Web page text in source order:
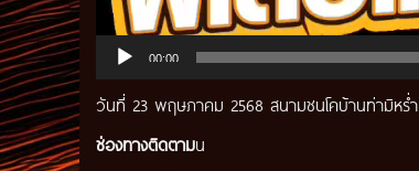
00:00
วันที่ 23 พฤษภาคม 2568 สนามชนโคบ้านท่ามิหร่ำ
ช่องทางติดตามน